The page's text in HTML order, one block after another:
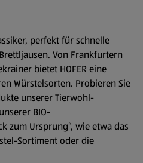
perfekt für schnelle
Von Frankfurtern
bietet HOFER eine
Würstelsorten. Probieren Sie
unserer Tierwohl-
BIO-
zum Ursprung“, wie etwa das
Sortiment oder die